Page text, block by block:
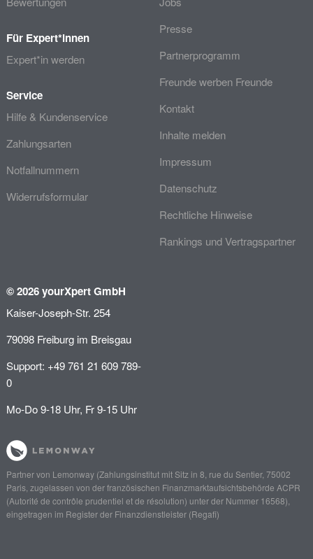
Für Expert*innen
Expert*in werden
Service
Hilfe & Kundenservice
Zahlungsarten
Notfallnummern
Widerrufsformular
Presse
Partnerprogramm
Freunde werben Freunde
Kontakt
Inhalte melden
Impressum
Datenschutz
Rechtliche Hinweise
Rankings und Vertragspartner
© 2026 yourXpert GmbH
Kaiser-Joseph-Str. 254
79098 Freiburg im Breisgau
Support: +49 761 21 609 789-
0
Mo-Do 9-18 Uhr, Fr 9-15 Uhr
Partner von Lemonway(Zahlungsinstitut mit Sitz in 8, rue du Sentier, 75002
Paris, zugelassen von der französischen Finanzmarktaufsichtsbehörde ACPR
(Autorité de contrôle prudentiel et de résolution) unter der Nummer 16568),
eingetragen im Register der Finanzdienstleister (Regafi)